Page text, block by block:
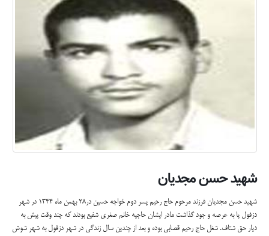
شهید حسن مجدیان
شهید حسن مجدیان فرزند مرحوم حاج رحیم پسر دوم خواجه حسین در28 بهمن ماه ۱۳۴۴ در شهر
دزفول پا به عرصه و جود گذاشت مادر ایشان حاجیه خانم صغری شفیع بودند که چند وقت پیش به
دیار حق شتاف. شغل حاج رحیم قصابی بوده و بعد از چندین سال زندگی در شهر دزفول به شهر شوش